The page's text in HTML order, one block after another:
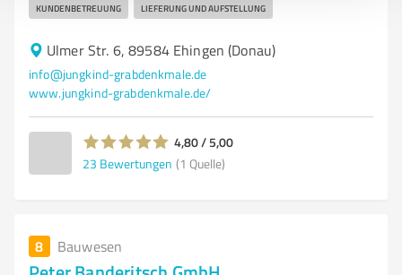
KUNDENBETREUUNG LIEFERUNG UND AUFSTELLUNG
Ulmer Str. 6, 89584 Ehingen (Donau)
info@jungkind-grabdenkmale.de
www.jungkind-grabdenkmale.de/
4,80 / 5,00
23 Bewertungen (1 Quelle)
8 Bauwesen